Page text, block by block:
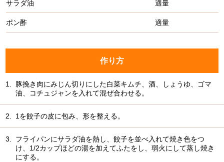
サラダ油 適量
ポン酢 適量
作り方
1.
豚挽き肉にみじん切りにした白菜キムチ、酒、しょうゆ、ゴマ
油、コチュジャンを入れて混ぜ合わせる。
2. 1を餃子の皮に包み、形を整える。
3.
フライパンにサラダ油を熱し、餃子を並べ入れて焼き色をつ
け、1/2カップほどの湯を加えてふたをし、弱火にして蒸し焼き
にする。